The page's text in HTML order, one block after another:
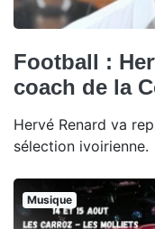
Football :
coach de la
Hervé Renard va
sélection ivoirienne.
Musique